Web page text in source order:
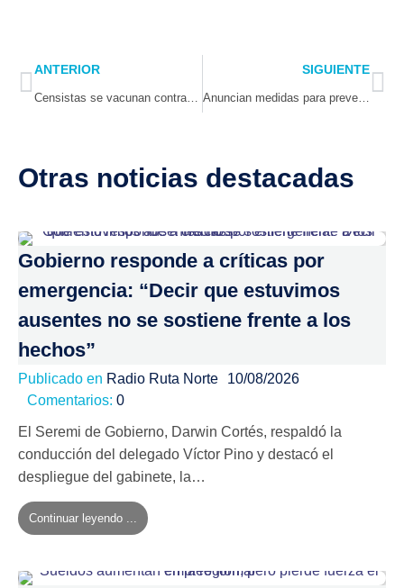
Prev
ANTERIOR
Censistas se vacunan contra el COVID y la Influenza
SIGUIENTE
Anuncian medidas para prevenir hechos de violencia en fútbol rural en Monte Patria
Otras noticias destacadas
Gobierno responde a críticas por
emergencia: “Decir que estuvimos
ausentes no se sostiene frente a los
hechos”
Publicado en Radio Ruta Norte
10/08/2026
Comentarios: 0
El Seremi de Gobierno, Darwin Cortés, respaldó la
conducción del delegado Víctor Pino y destacó el
despliegue del gabinete, la…
Continuar leyendo ...